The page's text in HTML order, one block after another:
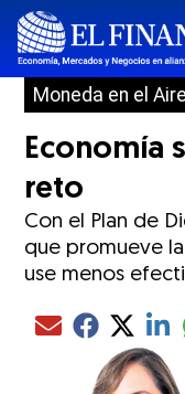
Moneda en el Aire
Economía
reto
Con el Plan de
que promueve
use menos
Compartir el
Compartir el